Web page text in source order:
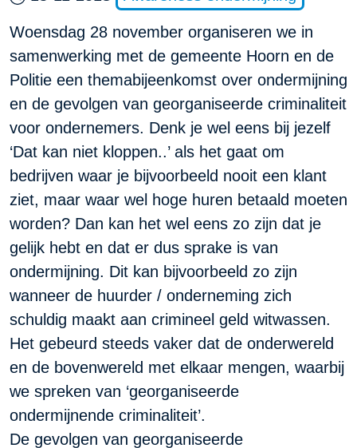
Woensdag 28 november organiseren we in
samenwerking met de gemeente Hoorn en de
Politie een themabijeenkomst over ondermijning
en de gevolgen van georganiseerde criminaliteit
voor ondernemers. Denk je wel eens bij jezelf
‘Dat kan niet kloppen..’ als het gaat om
bedrijven waar je bijvoorbeeld nooit een klant
ziet, maar waar wel hoge huren betaald moeten
worden? Dan kan het wel eens zo zijn dat je
gelijk hebt en dat er dus sprake is van
ondermijning. Dit kan bijvoorbeeld zo zijn
wanneer de huurder / onderneming zich
schuldig maakt aan crimineel geld witwassen.
Het gebeurd steeds vaker dat de onderwereld
en de bovenwereld met elkaar mengen, waarbij
we spreken van ‘georganiseerde
ondermijnende criminaliteit’.
De gevolgen van georganiseerde